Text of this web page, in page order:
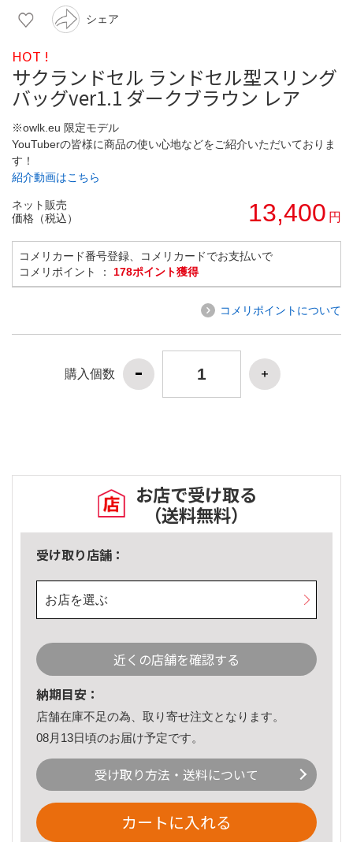
シェア
HOT !
サクランドセル ランドセル型スリング
バッグver1.1 ダークブラウン レア
※owlk.eu 限定モデル
YouTuberの皆様に商品の使い心地などをご紹介いただいておりま
す！
紹介動画はこちら
ネット販売
価格（税込）
13,400 円
コメリカード番号登録、コメリカードでお支払いで
コメリポイント ： 178ポイント獲得
コメリポイントについて
購入個数
お店で受け取る
（送料無料）
受け取り店舗：
お店を選ぶ
近くの店舗を確認する
納期目安：
店舗在庫不足の為、取り寄せ注文となります。
08月13日頃のお届け予定です。
受け取り方法・送料について
カートに入れる